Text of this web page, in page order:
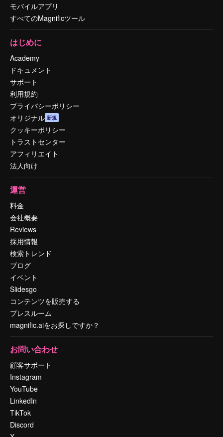
モバイルアプリ
すべてのMagnificツール
はじめに
Academy
ドキュメント
サポート
利用規約
プライバシーポリシー
オリジナル 新規
クッキーポリシー
トラストセンター
アフィリエイト
法人向け
運営
料金
会社概要
Reviews
採用情報
検索トレンド
ブログ
イベント
Slidesgo
コンテンツを販売する
プレスルーム
magnific.aiをお探しですか？
お問い合わせ
顧客サポート
Instagram
YouTube
LinkedIn
TikTok
Discord